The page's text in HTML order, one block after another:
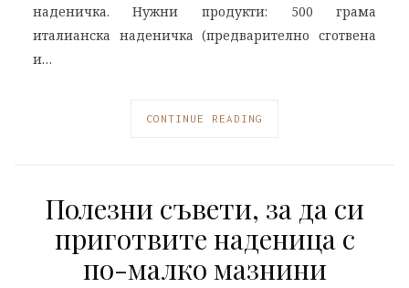
наденичка. Нужни продукти: 500 грама
италианска наденичка (предварително сготвена
и…
CONTINUE READING
Полезни съвети, за да си
приготвите наденица с
по-малко мазнини